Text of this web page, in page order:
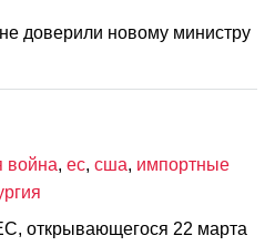
доверили новому министру
война, ес, сша, импортные
открывающегося 22 марта